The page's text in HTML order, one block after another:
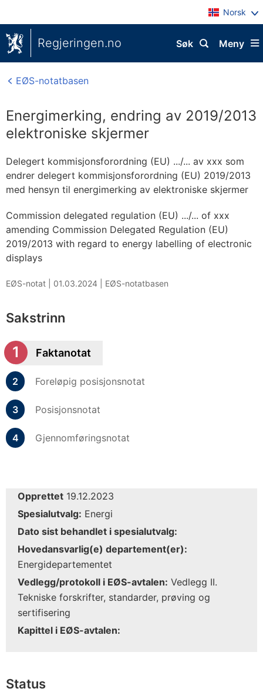
Norsk
Regjeringen.no Meny
Søk
EØS-notatbasen
Energimerking, endring av 2019/2013
elektroniske skjermer
Delegert kommisjonsforordning (EU) .../... av xxx som
endrer delegert kommisjonsforordning (EU) 2019/2013
med hensyn til energimerking av elektroniske skjermer
Commission delegated regulation (EU) .../... of xxx
amending Commission Delegated Regulation (EU)
2019/2013 with regard to energy labelling of electronic
displays
EØS-notat | 01.03.2024 EØS-notatbasen
Sakstrinn
Faktanotat
Foreløpig posisjonsnotat
Posisjonsnotat
Gjennomføringsnotat
Opprettet 19.12.2023
Spesialutvalg: Energi
Dato sist behandlet i spesialutvalg:
Hovedansvarlig(e) departement(er):
Energidepartementet
Vedlegg/protokoll i EØS-avtalen: Vedlegg II.
Tekniske forskrifter, standarder, prøving og
sertifisering
Kapittel i EØS-avtalen:
Status